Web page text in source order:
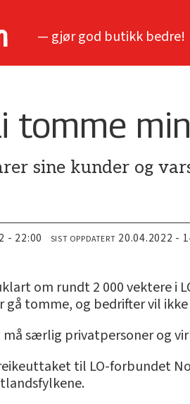
— gjør god butikk bedre!
tomme
sine kunder og
- 22:00 SIST OPPDATERT 20.04.2022 -
om rundt 2 000 vektere i
gå tomme, og bedrifter vil
særlig privatpersoner og
til LO-forbundet